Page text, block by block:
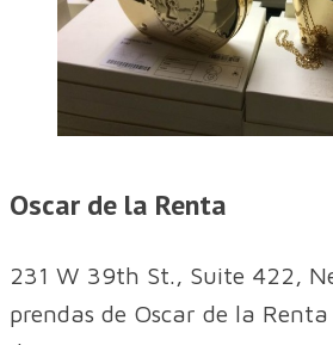
Oscar de la Renta
231 W 39th St., Suite 422,
prendas de Oscar de la